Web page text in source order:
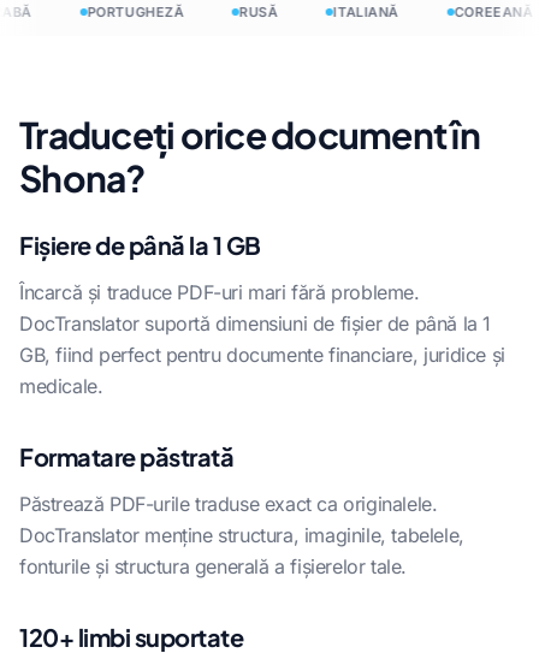
PORTUGHEZĂ RUSĂ ITALIANĂ COREEANĂ
Traduceți orice document în
Shona?
Fișiere de până la 1 GB
Încarcă și traduce PDF-uri mari fără probleme.
DocTranslator suportă dimensiuni de fișier de până la 1
GB, fiind perfect pentru documente financiare, juridice și
medicale.
Formatare păstrată
Păstrează PDF-urile traduse exact ca originalele.
DocTranslator menține structura, imaginile, tabelele,
fonturile și structura generală a fișierelor tale.
120+ limbi suportate